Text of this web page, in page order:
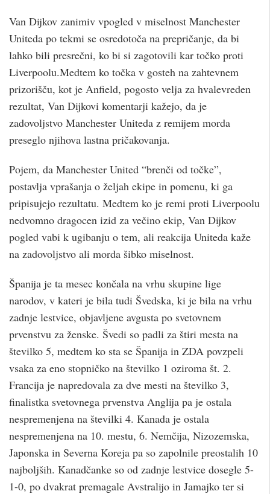
Van Dijkov zanimiv vpogled v miselnost Manchester
Uniteda po tekmi se osredotoča na prepričanje, da bi
lahko bili presrečni, ko bi si zagotovili kar točko proti
Liverpoolu.Medtem ko točka v gosteh na zahtevnem
prizorišču, kot je Anfield, pogosto velja za hvalevreden
rezultat, Van Dijkovi komentarji kažejo, da je
zadovoljstvo Manchester Uniteda z remijem morda
preseglo njihova lastna pričakovanja.
Pojem, da Manchester United “brenči od točke”,
postavlja vprašanja o željah ekipe in pomenu, ki ga
pripisujejo rezultatu. Medtem ko je remi proti Liverpoolu
nedvomno dragocen izid za večino ekip, Van Dijkov
pogled vabi k ugibanju o tem, ali reakcija Uniteda kaže
na zadovoljstvo ali morda šibko miselnost.
Španija je ta mesec končala na vrhu skupine lige
narodov, v kateri je bila tudi Švedska, ki je bila na vrhu
zadnje lestvice, objavljene avgusta po svetovnem
prvenstvu za ženske. Švedi so padli za štiri mesta na
številko 5, medtem ko sta se Španija in ZDA povzpeli
vsaka za eno stopničko na številko 1 oziroma št. 2.
Francija je napredovala za dve mesti na številko 3,
finalistka svetovnega prvenstva Anglija pa je ostala
nespremenjena na številki 4. Kanada je ostala
nespremenjena na 10. mestu, 6. Nemčija, Nizozemska,
Japonska in Severna Koreja pa so zapolnile preostalih 10
najboljših. Kanadčanke so od zadnje lestvice dosegle 5-
1-0, po dvakrat premagale Avstralijo in Jamajko ter si